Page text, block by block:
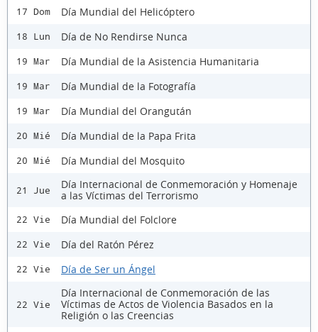
17 Dom Día Mundial del Helicóptero
18 Lun Día de No Rendirse Nunca
19 Mar Día Mundial de la Asistencia Humanitaria
19 Mar Día Mundial de la Fotografía
19 Mar Día Mundial del Orangután
20 Mié Día Mundial de la Papa Frita
20 Mié Día Mundial del Mosquito
21 Jue
Día Internacional de Conmemoración y Homenaje
a las Víctimas del Terrorismo
22 Vie Día Mundial del Folclore
22 Vie Día del Ratón Pérez
22 Vie Día de Ser un Ángel
22 Vie
Día Internacional de Conmemoración de las
Víctimas de Actos de Violencia Basados en la
Religión o las Creencias